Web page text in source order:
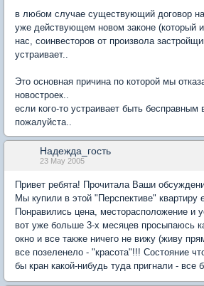
в любом случае существующий договор
уже действующем новом законе (который
нас, соинвесторов от произвола
устраивает..
Это основная причина по которой мы
новостроек..
если кого-то устраивает быть
пожалуйста..
Надежда_гость
23 May 2005
Привет ребята! Прочитала Ваши
Мы купили в этой "Перспективе"
Понравились цена, месторасположение и
вот уже больше 3-х месяцев просыпаюсь
окно и все также ничего не вижу (живу
все позеленело - "красота"!!! Состояние
бы кран какой-нибудь туда пригнали - все